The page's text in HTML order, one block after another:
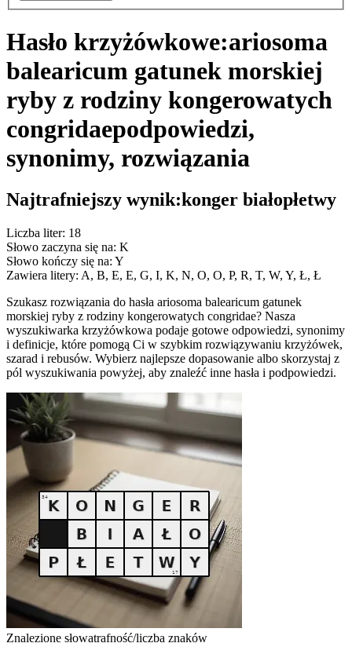
Hasło krzyżówkowe:ariosoma
balearicum gatunek morskiej
ryby z rodziny kongerowatych
congridaepodpowiedzi,
synonimy, rozwiązania
Najtrafniejszy wynik:konger białopłetwy
Liczba liter: 18
Słowo zaczyna się na: K
Słowo kończy się na: Y
Zawiera litery: A, B, E, E, G, I, K, N, O, O, P, R, T, W, Y, Ł, Ł
Szukasz rozwiązania do hasła ariosoma balearicum gatunek
morskiej ryby z rodziny kongerowatych congridae? Nasza
wyszukiwarka krzyżówkowa podaje gotowe odpowiedzi, synonimy
i definicje, które pomogą Ci w szybkim rozwiązywaniu krzyżówek,
szarad i rebusów. Wybierz najlepsze dopasowanie albo skorzystaj z
pól wyszukiwania powyżej, aby znaleźć inne hasła i podpowiedzi.
Znalezione słowatrafność/liczba znaków